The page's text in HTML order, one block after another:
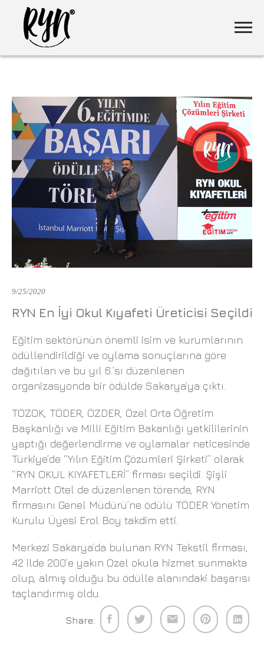
9/25/2020
RYN En İyi Okul Kıyafeti Üreticisi Seçildi
Eğitim sektörünün önemli isim ve kurumlarının
ödüllendirildiği ve oylama sonuçlarına göre
dağıtılan ve bu yıl 6.’sı düzenlenen
organizasyonda bir ödülde Sakarya’ya çıktı.
TÖZOK, TÖDER, ÖZDER, Özel Orta Öğretim
Başkanlığı ve Milli Eğitim Bakanlığı yetkililerinin
yaptığı değerlendirme ve oylamalar neticesinde
Türkiye’de “Yılın Eğitim Çözümleri Şirketi” olarak
“RYN OKUL KIYAFETLERİ” firması seçildi. Şişli
Marriott Otel de düzenlenen törende, RYN
firmasını Genel Müdürü’ne ödülü TÖDER Yönetim
Kurulu Üyesi Erol Boy takdim etti.
Merkezi Sakarya’da bulunan RYN Tekstil firması,
42 ilde 200’e yakın Özel okula hizmet sunmakta
olup, almış olduğu bu ödülle alanındaki başarısı
taçlandırmış oldu.
Share: